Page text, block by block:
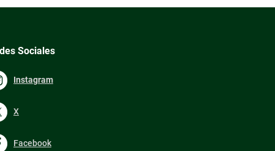
Sociales
Instagram
X
Facebook